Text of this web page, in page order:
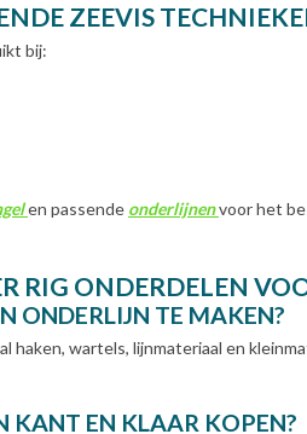
ZEEVIS
bij:
en passende onderlijnenvoor het
RIG ONDERDELEN
ONDERLIJN TE MAKEN?
haken, wartels, lijnmateriaal en
KANT EN KLAAR KOPEN?